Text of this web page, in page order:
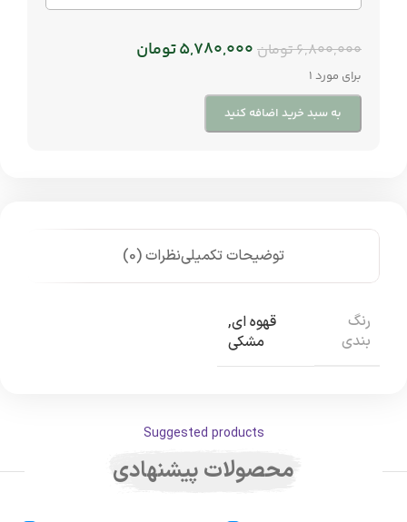
6,800,000تومان 5,780,000تومان
برای مورد 1
به سبد خرید اضافه کنید
توضیحات تکمیلینظرات (0)
رنگ
بندی
قهوه ای,
مشکی
Suggested products
محصولات پیشنهادی